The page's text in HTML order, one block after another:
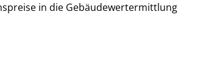
in die Ge­bäu­de­wert­ermitt­lung